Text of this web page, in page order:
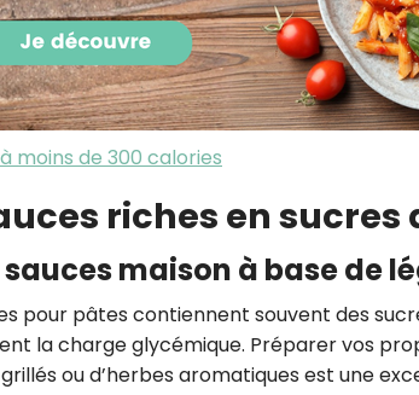
moins de 300 calories
riches en sucres
maison à base de
pour pâtes contiennent souvent des
la charge glycémique. Préparer vos
ou d’herbes aromatiques est une